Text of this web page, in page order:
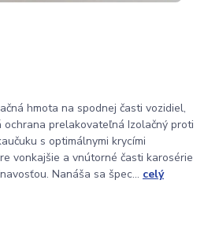
hmota na spodnej časti vozidiel,
prelakovateľná Izolačný proti
s optimálnymi krycími
vonkajšie a vnútorné časti karosérie
Nanáša sa špec... celý